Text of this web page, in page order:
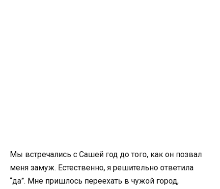
Мы встречались с Сашей год до того, как он позвал
меня замуж. Естественно, я решительно ответила
“да”. Мне пришлось переехать в чужой город,